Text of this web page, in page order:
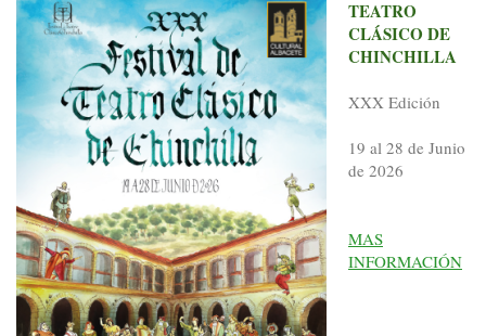
TEATRO
CLÁSICO DE
CHINCHILLA
XXX Edición
19 al 28 de Junio
de 2026
MAS
INFORMACIÓN